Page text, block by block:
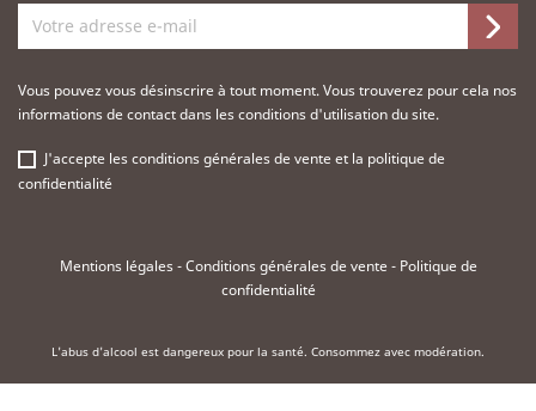
Vous pouvez vous désinscrire à tout moment. Vous trouverez pour cela nos
informations de contact dans les conditions d'utilisation du site.
J'accepte lesconditions générales de vente et la politique de
confidentialité
Mentions légales-Conditions générales de vente - Politique de
confidentialité
L'abus d'alcool est dangereux pour la santé. Consommez avec modération.